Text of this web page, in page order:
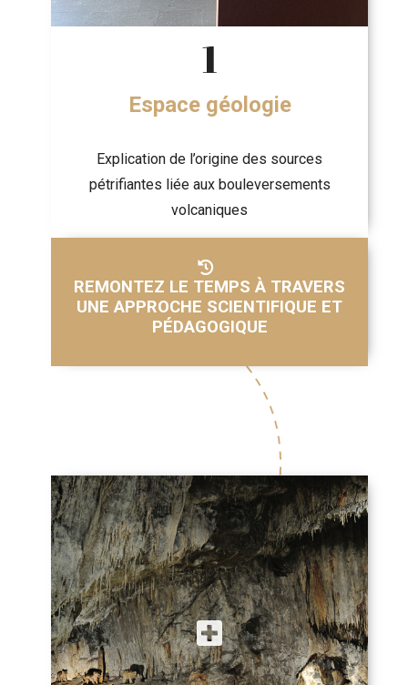
1
Espace géologie
Explication de l’origine des sources
pétrifiantes liée aux bouleversements
volcaniques
REMONTEZ LE TEMPS À TRAVERS
UNE APPROCHE SCIENTIFIQUE ET
PÉDAGOGIQUE